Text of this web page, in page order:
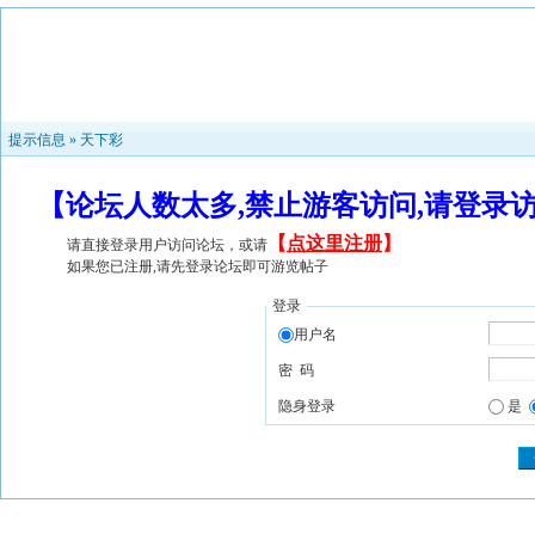
提示信息 » 天下彩
【论坛人数太多,禁止游客访问,请登
请直接登录用户访问论坛，或请 【 点这里注册】
如果您已注册,请先登录论坛即可游览帖子
登录
用户名
密 码
隐身登录 是